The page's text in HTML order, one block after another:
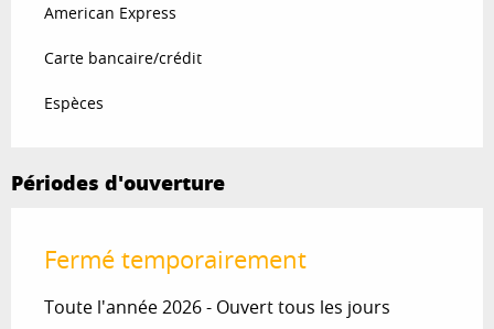
American Express
Carte bancaire/crédit
Espèces
Périodes d'ouverture
Fermé temporairement
Toute l'année 2026 - Ouvert tous les jours